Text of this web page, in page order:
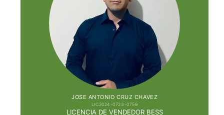
JOSE ANTONIO CRUZ CHAVEZ
LIC2024-0723-0756
LICENCIA DE VENDEDOR BESS